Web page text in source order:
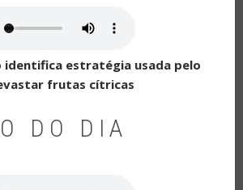
identifica estratégia usada pelo
frutas cítricas
DO DIA